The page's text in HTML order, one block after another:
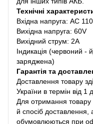
Технічні
Вхідна напруга: AC
Вихідна напруга: 60V
Вихідний струм: 2A
Індикація (червоний -
заряджена)
Гарантія та
Доставлення товару
України в термін від 1
Для отримання товару
й спосіб
обумовлюються при